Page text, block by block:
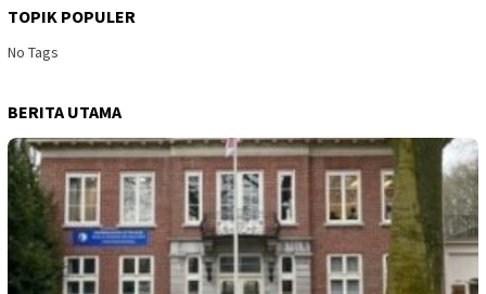
TOPIK POPULER
No Tags
BERITA UTAMA